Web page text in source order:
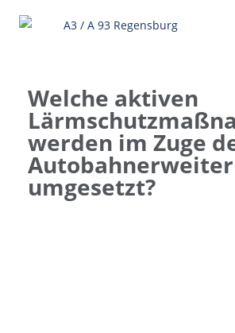
Welche aktiven
werden im Zuge
umgesetzt?